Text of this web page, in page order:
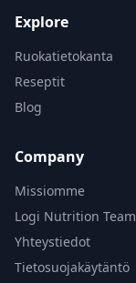
Explore
Ruokatietokanta
Reseptit
Blog
Company
Missiomme
Logi Nutrition Team
Yhteystiedot
Tietosuojakäytäntö